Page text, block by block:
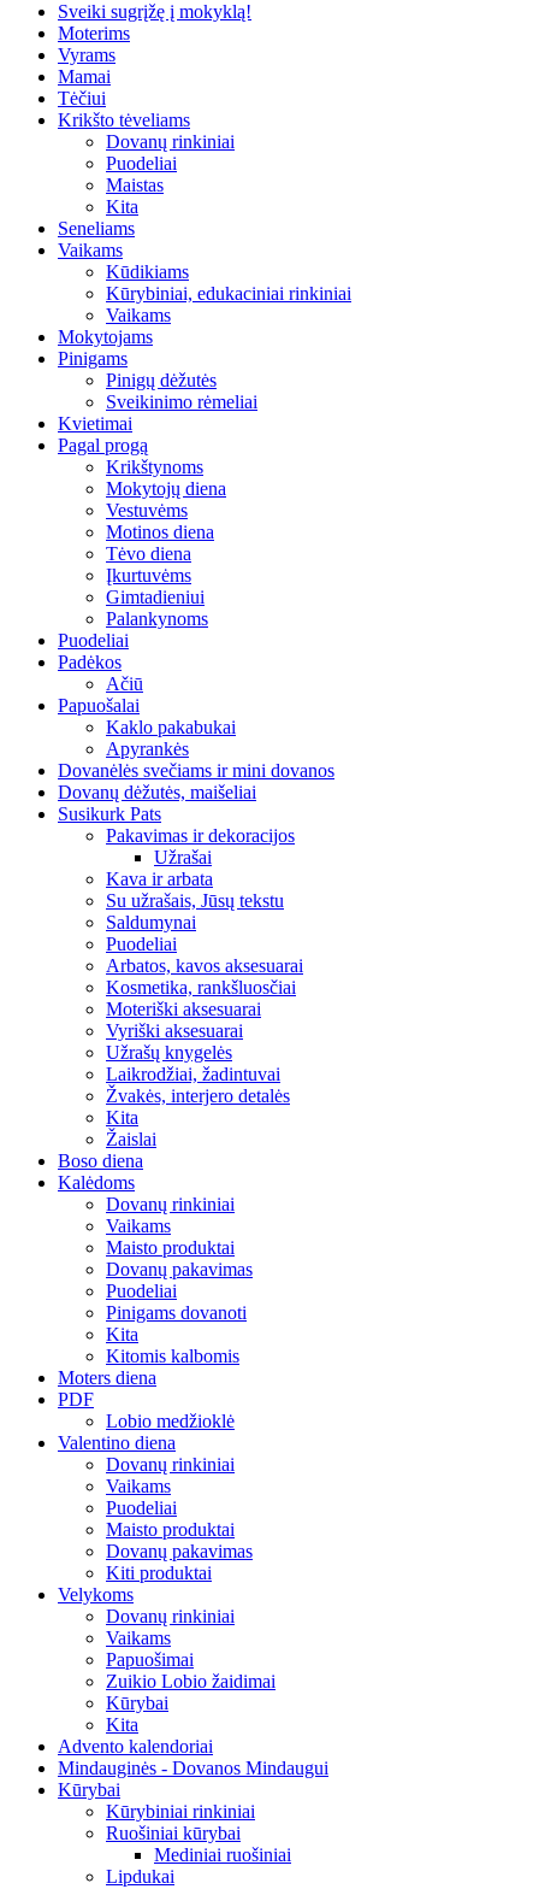
Sveiki sugrįžę į mokyklą!
Moterims
Vyrams
Mamai
Tėčiui
Krikšto tėveliams
Dovanų rinkiniai
Puodeliai
Maistas
Kita
Seneliams
Vaikams
Kūdikiams
Kūrybiniai, edukaciniai rinkiniai
Vaikams
Mokytojams
Pinigams
Pinigų dėžutės
Sveikinimo rėmeliai
Kvietimai
Pagal progą
Krikštynoms
Mokytojų diena
Vestuvėms
Motinos diena
Tėvo diena
Įkurtuvėms
Gimtadieniui
Palankynoms
Puodeliai
Padėkos
Ačiū
Papuošalai
Kaklo pakabukai
Apyrankės
Dovanėlės svečiams ir mini dovanos
Dovanų dėžutės, maišeliai
Susikurk Pats
Pakavimas ir dekoracijos
Užrašai
Kava ir arbata
Su užrašais, Jūsų tekstu
Saldumynai
Puodeliai
Arbatos, kavos aksesuarai
Kosmetika, rankšluosčiai
Moteriški aksesuarai
Vyriški aksesuarai
Užrašų knygelės
Laikrodžiai, žadintuvai
Žvakės, interjero detalės
Kita
Žaislai
Boso diena
Kalėdoms
Dovanų rinkiniai
Vaikams
Maisto produktai
Dovanų pakavimas
Puodeliai
Pinigams dovanoti
Kita
Kitomis kalbomis
Moters diena
PDF
Lobio medžioklė
Valentino diena
Dovanų rinkiniai
Vaikams
Puodeliai
Maisto produktai
Dovanų pakavimas
Kiti produktai
Velykoms
Dovanų rinkiniai
Vaikams
Papuošimai
Zuikio Lobio žaidimai
Kūrybai
Kita
Advento kalendoriai
Mindauginės - Dovanos Mindaugui
Kūrybai
Kūrybiniai rinkiniai
Ruošiniai kūrybai
Mediniai ruošiniai
Lipdukai